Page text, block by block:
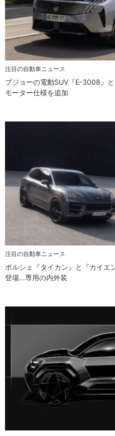
注目の自動車ニュース
プジョーの電動SUV『E-3008』
モーター仕様を追加
注目の自動車ニュース
ポルシェ『タイカン』と『カイエ
登場…専用の内外装